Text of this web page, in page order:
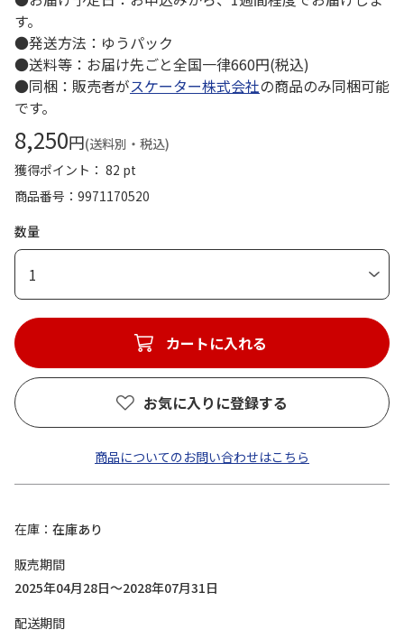
す。
●発送方法：ゆうパック
●送料等：お届け先ごと全国一律660円(税込)
●同梱：販売者がスケーター株式会社の商品のみ同梱可能
です。
8,250円(送料別・税込)
獲得ポイント： 82 pt
商品番号
9971170520
数量
1
カートに入れる
お気に入りに登録する
商品についてのお問い合わせはこちら
在庫
在庫あり
販売期間
2025年04月28日～2028年07月31日
配送期間